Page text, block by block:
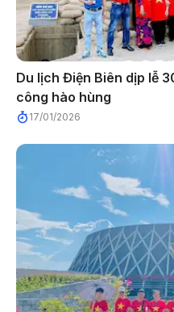
Du lịch Điện Biên dịp lễ
công hào hùng
17/01/2026